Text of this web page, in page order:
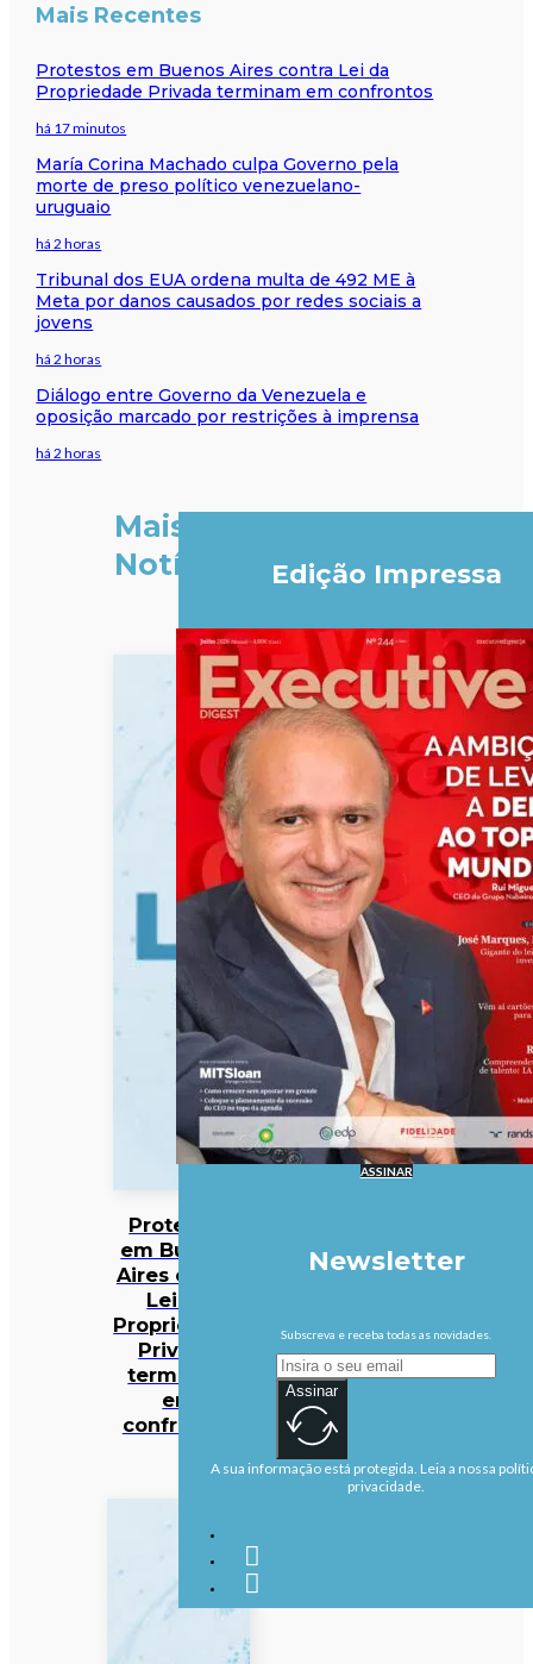
Mais Recentes
Protestos em Buenos Aires contra Lei da
Propriedade Privada terminam em confrontos
há 17 minutos
María Corina Machado culpa Governo pela
morte de preso político venezuelano-
uruguaio
há 2 horas
Tribunal dos EUA ordena multa de 492 ME à
Meta por danos causados por redes sociais a
jovens
há 2 horas
Diálogo entre Governo da Venezuela e
oposição marcado por restrições à imprensa
há 2 horas
Mais
Notícias
Protestos
em Buenos
Aires contra
Lei da
Propriedade
Privada
terminam
em
confrontos
Edição Impressa
ASSINAR
Newsletter
Subscreva e receba todas as novidades.
Assinar
A sua informação está protegida. Leia a nossa
privacidade.